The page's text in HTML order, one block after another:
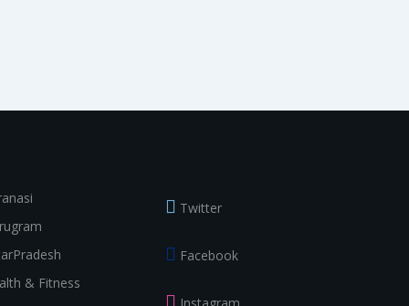
& Fitness
Twitter
Facebook